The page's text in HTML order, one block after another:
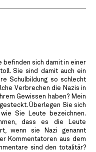
befinden sich damit in einer
Sie sind damit auch ein
Schulbildung so schlecht
Verbrechen die Nazis in
Gewissen haben? Mein
Überlegen Sie sich
Sie Leute bezeichnen.
dass es die Leute
wenn sie Nazi genannt
Kommentatoren aus dem
sind den totalitär?